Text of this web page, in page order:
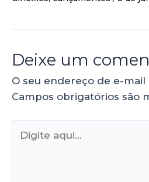
Deixe um
O seu endereço de e-mail
Campos obrigatórios são